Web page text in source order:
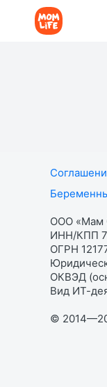
ООО «Мам
ИНН/КПП
ОГРН
ОКВЭД
Вид ИТ-
©